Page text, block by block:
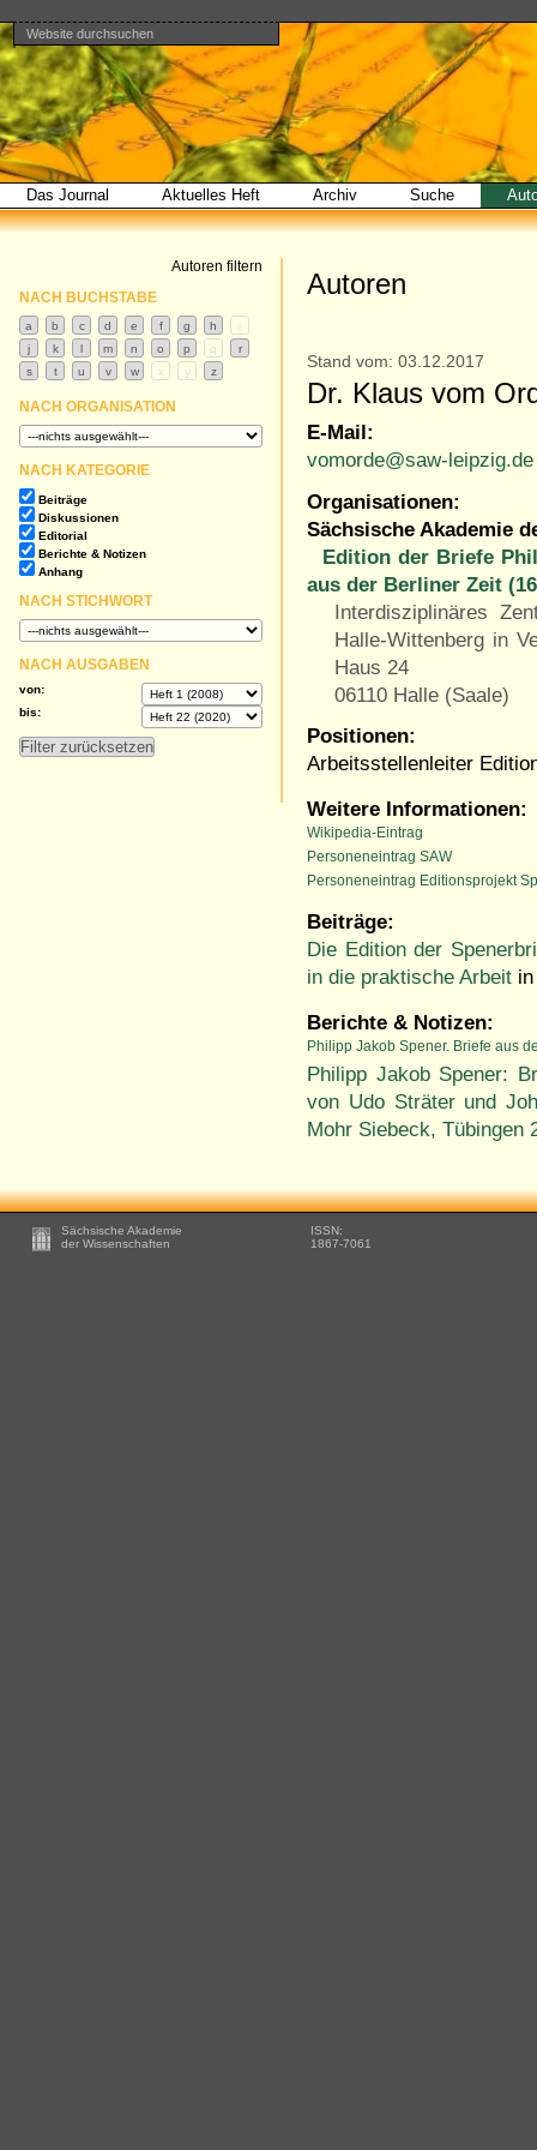
Direkt
zum
Inhalt
|
Direkt
zur
Navigation
Benutzerspezifische
Werkzeuge
Website durchsuchen
Erweiterte
Suche…
Bereiche
Das Journal Aktuelles Heft Archiv Suche
Autoren
Stand vom: 03.12.2017
Dr. Klaus vom
E-Mail:
vomorde@saw-leipzig.de
Organisationen:
Sächsische Akademie
Edition der Briefe
aus der Berliner Zeit
Interdisziplinäres
Halle-Wittenberg in
Haus 24
06110 Halle (Saale)
Positionen:
Arbeitsstellenleiter
Weitere Informationen:
Wikipedia-Eintrag
Personeneintrag SAW
Personeneintrag Editionsprojekt
Beiträge:
Die Edition der
in die praktische Arbeit in
Berichte & Notizen:
Philipp Jakob Spener. Briefe aus
Philipp Jakob Spener:
von Udo Sträter und
Mohr Siebeck, Tübingen
Autoren filtern
NACH BUCHSTABE
NACH ORGANISATION
NACH KATEGORIE
Beiträge
Diskussionen
Editorial
Berichte & Notizen
Anhang
NACH STICHWORT
NACH AUSGABEN
von:
bis:
Footer
Sächsische Akademie
der Wissenschaften
ISSN:
1867-7061